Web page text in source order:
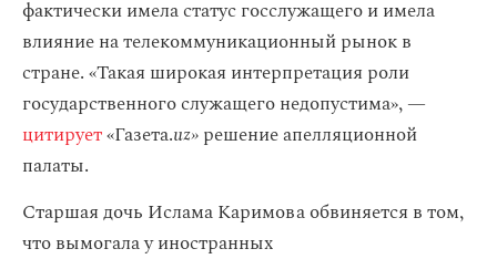
фактически имела статус госслужащего и имела
влияние на телекоммуникационный рынок в
стране. «Такая широкая интерпретация роли
государственного служащего недопустима», —
цитирует«Газета.uz»решение апелляционной
палаты.
Старшая дочь Ислама Каримова обвиняется в том,
что вымогала у иностранных